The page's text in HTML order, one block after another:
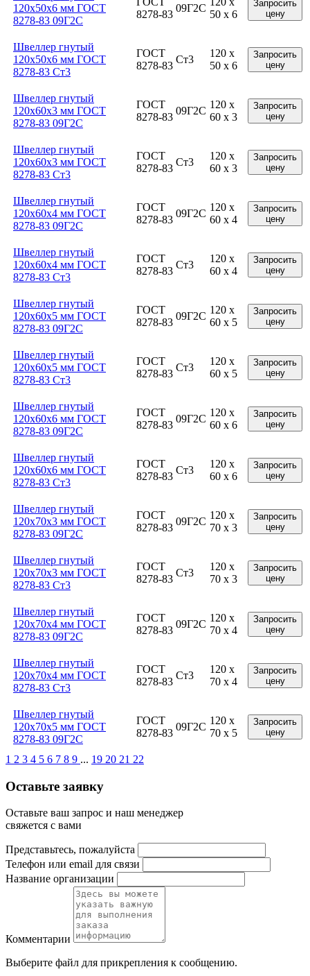
120x50x6 мм ГОСТ
8278-83 09Г2С
8278-83
09Г2С
50 x 6
Запросить
цену
Швеллер гнутый
120x50x6 мм ГОСТ
8278-83 Ст3
ГОСТ
8278-83
Ст3
120 x
50 x 6
Запросить
цену
Швеллер гнутый
120x60x3 мм ГОСТ
8278-83 09Г2С
ГОСТ
8278-83
09Г2С
120 x
60 x 3
Запросить
цену
Швеллер гнутый
120x60x3 мм ГОСТ
8278-83 Ст3
ГОСТ
8278-83
Ст3
120 x
60 x 3
Запросить
цену
Швеллер гнутый
120x60x4 мм ГОСТ
8278-83 09Г2С
ГОСТ
8278-83
09Г2С
120 x
60 x 4
Запросить
цену
Швеллер гнутый
120x60x4 мм ГОСТ
8278-83 Ст3
ГОСТ
8278-83
Ст3
120 x
60 x 4
Запросить
цену
Швеллер гнутый
120x60x5 мм ГОСТ
8278-83 09Г2С
ГОСТ
8278-83
09Г2С
120 x
60 x 5
Запросить
цену
Швеллер гнутый
120x60x5 мм ГОСТ
8278-83 Ст3
ГОСТ
8278-83
Ст3
120 x
60 x 5
Запросить
цену
Швеллер гнутый
120x60x6 мм ГОСТ
8278-83 09Г2С
ГОСТ
8278-83
09Г2С
120 x
60 x 6
Запросить
цену
Швеллер гнутый
120x60x6 мм ГОСТ
8278-83 Ст3
ГОСТ
8278-83
Ст3
120 x
60 x 6
Запросить
цену
Швеллер гнутый
120x70x3 мм ГОСТ
8278-83 09Г2С
ГОСТ
8278-83
09Г2С
120 x
70 x 3
Запросить
цену
Швеллер гнутый
120x70x3 мм ГОСТ
8278-83 Ст3
ГОСТ
8278-83
Ст3
120 x
70 x 3
Запросить
цену
Швеллер гнутый
120x70x4 мм ГОСТ
8278-83 09Г2С
ГОСТ
8278-83
09Г2С
120 x
70 x 4
Запросить
цену
Швеллер гнутый
120x70x4 мм ГОСТ
8278-83 Ст3
ГОСТ
8278-83
Ст3
120 x
70 x 4
Запросить
цену
Швеллер гнутый
120x70x5 мм ГОСТ
8278-83 09Г2С
ГОСТ
8278-83
09Г2С
120 x
70 x 5
Запросить
цену
1 2 3 4 5 6 7 8 9 ... 19 20 21 22
Оставьте заявку
Оставьте ваш запрос и наш менеджер
свяжется с вами
Представьтесь, пожалуйста
Телефон или email для связи
Название организации
Комментарии
Выберите файл для прикрепления к сообщению.